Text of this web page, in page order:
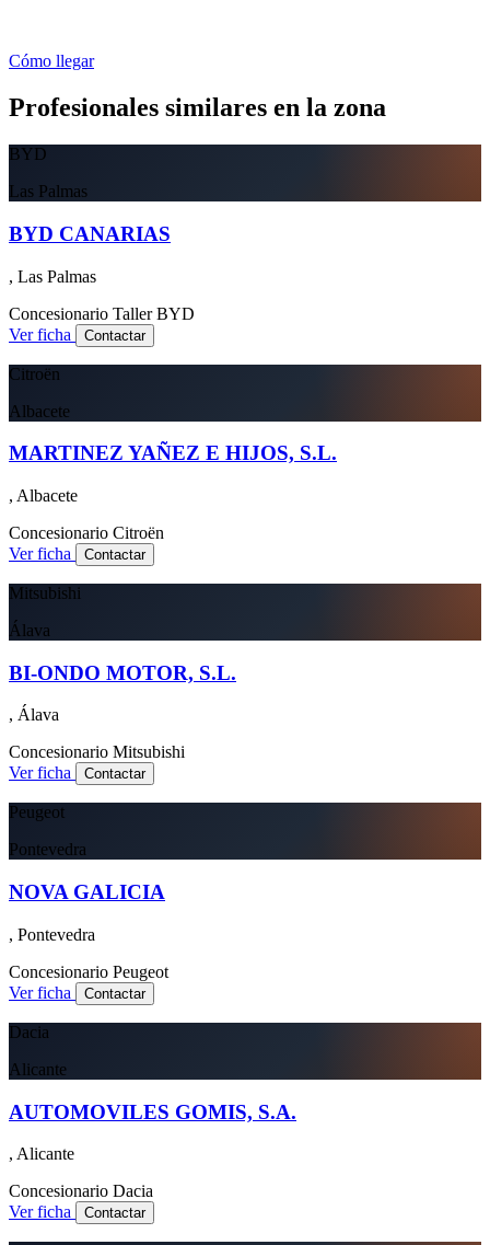
Cómo llegar
Profesionales similares en la zona
BYD
Las Palmas
BYD CANARIAS
, Las Palmas
Concesionario Taller BYD
Ver ficha
Contactar
Citroën
Albacete
MARTINEZ YAÑEZ E HIJOS, S.L.
, Albacete
Concesionario Citroën
Ver ficha
Contactar
Mitsubishi
Álava
BI-ONDO MOTOR, S.L.
, Álava
Concesionario Mitsubishi
Ver ficha
Contactar
Peugeot
Pontevedra
NOVA GALICIA
, Pontevedra
Concesionario Peugeot
Ver ficha
Contactar
Dacia
Alicante
AUTOMOVILES GOMIS, S.A.
, Alicante
Concesionario Dacia
Ver ficha
Contactar